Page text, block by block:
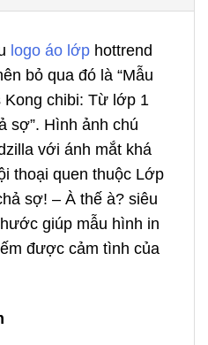
logo áo lớp hottrend
bỏ qua đó là “Mẫu
Kong chibi: Từ lớp 1
sợ”. Hình ảnh chú
với ánh mắt khá
thoại quen thuộc Lớp
sợ! – À thế à? siêu
giúp mẫu hình in
được cảm tình của